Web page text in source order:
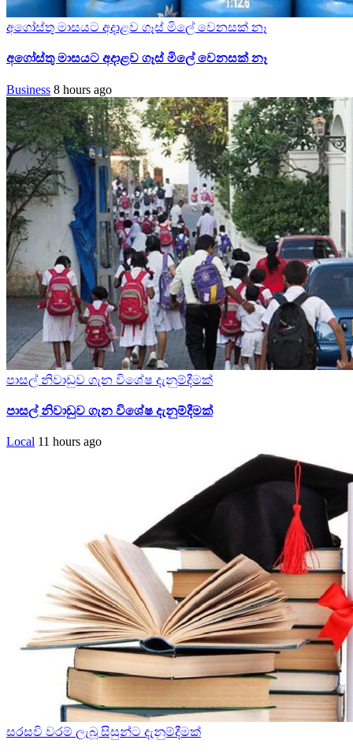
අගෝස්තු මාසයට අදාළව ගෑස් මිලේ වෙනසක් නෑ
අගෝස්තු මාසයට අදාළව ගෑස් මිලේ වෙනසක් නෑ
Business 8 hours ago
පාසල් නිවාඩුව ගැන විශේෂ දැනුම්දීමක්
පාසල් නිවාඩුව ගැන විශේෂ දැනුම්දීමක්
Local 11 hours ago
සරසවි වරම් ලැබූ සිසුන්ට දැනුම්දීමක්